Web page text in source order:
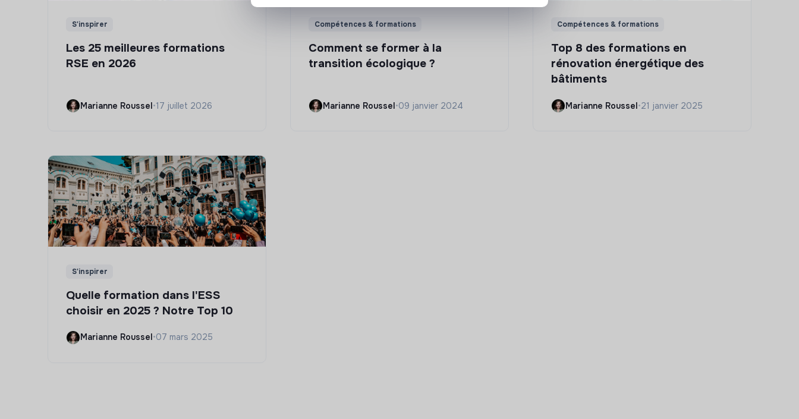
S'inspirer
Les 25 meilleures formations
RSE en 2026
Marianne Roussel•17 juillet 2026
Compétences & formations
Comment se former à la
transition écologique ?
Marianne Roussel•09 janvier 2024
Compétences & formations
Top 8 des formations en
rénovation énergétique des
bâtiments
Marianne Roussel•21 janvier 2025
S'inspirer
Quelle formation dans l'ESS
choisir en 2025 ? Notre Top 10
Marianne Roussel •07 mars 2025